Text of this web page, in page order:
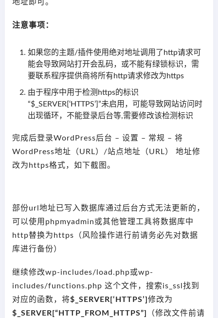
地址即可。
注意事项：
如果您的主题/插件使用绝对地址调用了http请求可
能会导致网站打开会乱码，或不能有绿锁标识，需
要联系程序提供商将所有http请求修改为https
由于程序中用于检测https的标识
“$_SERVER[‘HTTPS’]”未启用，可能导致网站访问时
出现循环，不能登录后台等,需要修改该检测标识
完成后登录WordPress后台 – 设置 – 常规 – 将
WordPress地址（URL）/站点地址（URL） 地址修
改为https格式，如下截图。
部份url地址已写入数据库通过后台方式无法更新的，
可以使用phpmyadmin或其他管理工具将数据库中
http替换为https（风险操作进行前请务必先对数据
库进行备份）
继续修改wp-includes/load.php或wp-
includes/functions.php 这个文件，搜索is_ssl找到
对应的函数，将$_SERVER[‘HTTPS’] 修改为
$_SERVER[“HTTP_FROM_HTTPS”]
（修改文件前请